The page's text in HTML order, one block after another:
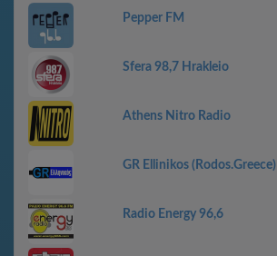
Pepper FM
Sfera 98,7 Hrakleio
Athens Nitro Radio
GR Ellinikos (Rodos.Greece)
Radio Energy 96,6